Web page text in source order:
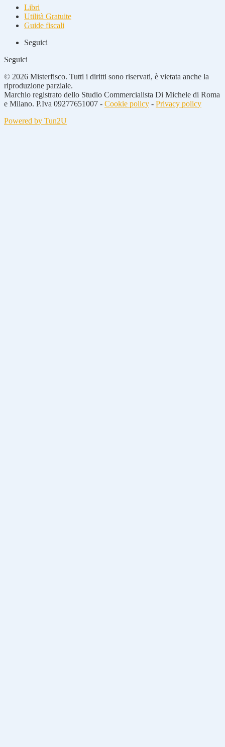
Libri
Utilità Gratuite
Guide fiscali
Seguici
Seguici
© 2026 Misterfisco. Tutti i diritti sono riservati, è vietata anche la
riproduzione parziale.
Marchio registrato dello Studio Commercialista Di Michele di Roma
e Milano. P.Iva 09277651007 - Cookie policy - Privacy policy
Powered by Tun2U